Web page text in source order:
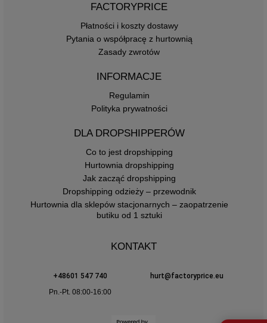
FACTORYPRICE
Płatności i koszty dostawy
Pytania o współpracę z hurtownią
Zasady zwrotów
INFORMACJE
Regulamin
Polityka prywatności
DLA DROPSHIPPERÓW
Co to jest dropshipping
Hurtownia dropshipping
Jak zacząć dropshipping
Dropshipping odzieży – przewodnik
Hurtownia dla sklepów stacjonarnych – zaopatrzenie
butiku od 1 sztuki
KONTAKT
+48601 547 740
hurt@factoryprice.eu
Pn.-Pt. 08:00-16:00